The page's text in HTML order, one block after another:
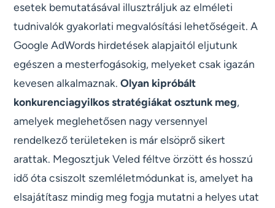
esetek bemutatásával illusztráljuk az elméleti
tudnivalók gyakorlati megvalósítási lehetőségeit. A
Google AdWords hirdetések alapjaitól eljutunk
egészen a mesterfogásokig, melyeket csak igazán
kevesen alkalmaznak.Olyan kipróbált
konkurenciagyilkos stratégiákat osztunk meg,
amelyek meglehetősen nagy versennyel
rendelkező területeken is már elsöprő sikert
arattak. Megosztjuk Veled féltve örzött és hosszú
idő óta csiszolt szemléletmódunkat is, amelyet ha
elsajátítasz mindig meg fogja mutatni a helyes utat